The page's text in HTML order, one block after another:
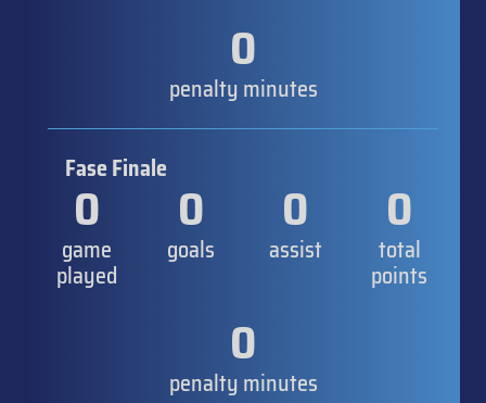
0
penalty minutes
Fase Finale
0
game
played
0
goals
0
assist
0
total
points
0
penalty minutes